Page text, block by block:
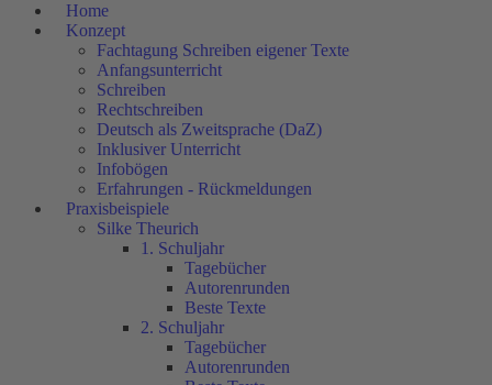
Home
Konzept
Fachtagung Schreiben eigener Texte
Anfangsunterricht
Schreiben
Rechtschreiben
Deutsch als Zweitsprache (DaZ)
Inklusiver Unterricht
Infobögen
Erfahrungen - Rückmeldungen
Praxisbeispiele
Silke Theurich
1. Schuljahr
Tagebücher
Autorenrunden
Beste Texte
2. Schuljahr
Tagebücher
Autorenrunden